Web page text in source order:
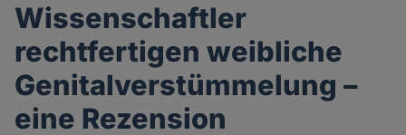
Wissenschaftler
rechtfertigen weibliche
Genitalverstümmelung –
eine Rezension